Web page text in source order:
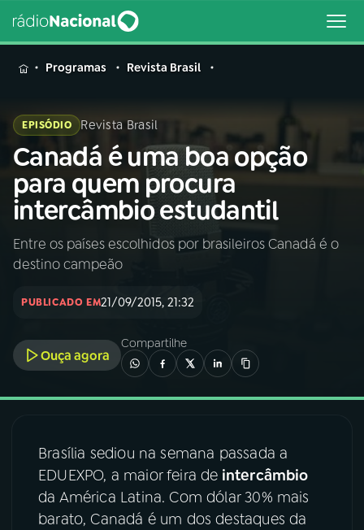
MENU
Buscar
na
Rádio
Nacional
Buscar
AO VIVO
INÍCIO
A RÁDIO
03PROGRAMAÇÃO
04PROGRAMAS
PODCASTS
Programas Revista Brasil
EPISÓDIO Revista Brasil
Canadá é uma boa opção
para quem procura
intercâmbio estudantil
Entre os países escolhidos por brasileiros Canadá é o
destino campeão
PUBLICADO EM21/09/2015, 21:32
Ouça agora
Compartilhe
Brasília sediou na semana passada a
EDUEXPO, a maior feira de intercâmbio
da América Latina. Com dólar 30% mais
barato, Canadá é um dos destaques da